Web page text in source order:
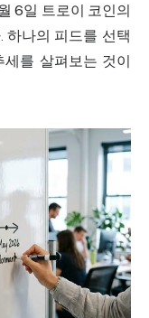
6일 트로이 코인의
하나의 피드를 선택
를 살펴보는 것이